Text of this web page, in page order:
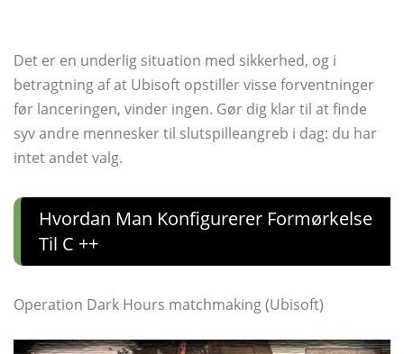
Det er en underlig situation med sikkerhed, og i
betragtning af at Ubisoft opstiller visse forventninger
før lanceringen, vinder ingen. Gør dig klar til at finde
syv andre mennesker til slutspilleangreb i dag: du har
intet andet valg.
Hvordan Man Konfigurerer Formørkelse
Til C ++
Operation Dark Hours matchmaking (Ubisoft)